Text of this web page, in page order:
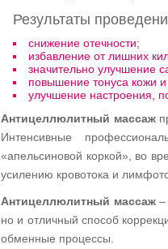
Результаты
снижение отечности;
избавление от лишних
значительно улучшение
повышение тонуса кожи
улучшение настроения,
Антицеллюлитный массаж
Интенсивные
«апельсиновой коркой», во
усилению кровотока и
Антицеллюлитный массаж–
но и отличный способ
обменные процессы.